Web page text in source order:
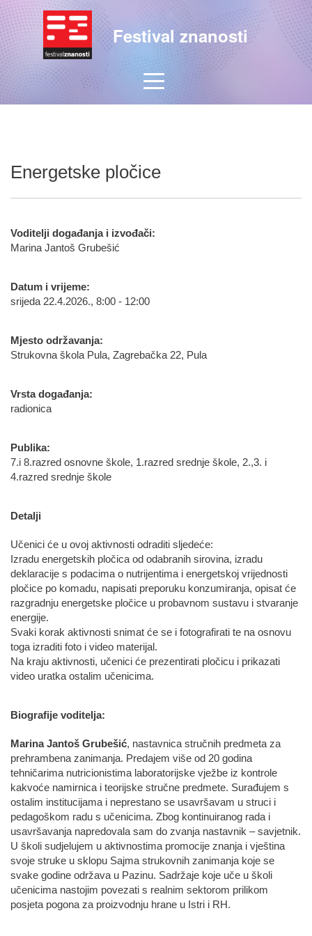
Festival znanosti
Energetske pločice
Voditelji događanja i izvođači:
Marina Jantoš Grubešić
Datum i vrijeme:
srijeda 22.4.2026., 8:00 - 12:00
Mjesto održavanja:
Strukovna škola Pula, Zagrebačka 22, Pula
Vrsta događanja:
radionica
Publika:
7.i 8.razred osnovne škole, 1.razred srednje škole, 2.,3. i
4.razred srednje škole
Detalji
Učenici će u ovoj aktivnosti odraditi sljedeće:
Izradu energetskih pločica od odabranih sirovina, izradu
deklaracije s podacima o nutrijentima i energetskoj vrijednosti
pločice po komadu, napisati preporuku konzumiranja, opisat će
razgradnju energetske pločice u probavnom sustavu i stvaranje
energije.
Svaki korak aktivnosti snimat će se i fotografirati te na osnovu
toga izraditi foto i video materijal.
Na kraju aktivnosti, učenici će prezentirati pločicu i prikazati
video uratka ostalim učenicima.
Biografije voditelja:
Marina Jantoš Grubešić, nastavnica stručnih predmeta za
prehrambena zanimanja. Predajem više od 20 godina
tehničarima nutricionistima laboratorijske vježbe iz kontrole
kakvoće namirnica i teorijske stručne predmete. Surađujem s
ostalim institucijama i neprestano se usavršavam u struci i
pedagoškom radu s učenicima. Zbog kontinuiranog rada i
usavršavanja napredovala sam do zvanja nastavnik – savjetnik.
U školi sudjelujem u aktivnostima promocije znanja i vještina
svoje struke u sklopu Sajma strukovnih zanimanja koje se
svake godine održava u Pazinu. Sadržaje koje uče u školi
učenicima nastojim povezati s realnim sektorom prilikom
posjeta pogona za proizvodnju hrane u Istri i RH.